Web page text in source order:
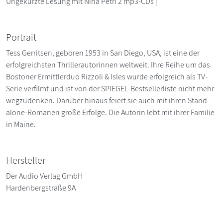
Portrait
Tess Gerritsen, geboren 1953 in San Diego, USA, ist eine der
erfolgreichsten Thrillerautorinnen weltweit. Ihre Reihe um das
Bostoner Ermittlerduo Rizzoli & Isles wurde erfolgreich als TV-
Serie verfilmt und ist von der SPIEGEL-Bestsellerliste nicht mehr
wegzudenken. Darüber hinaus feiert sie auch mit ihren Stand-
alone-Romanen große Erfolge. Die Autorin lebt mit ihrer Familie
in Maine.
Hersteller
Der Audio Verlag GmbH
Hardenbergstraße 9A